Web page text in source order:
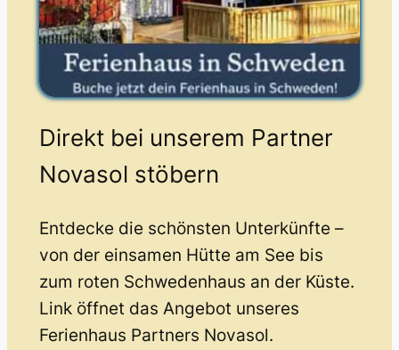
Direkt bei unserem Partner
Novasol stöbern
Entdecke die schönsten Unterkünfte –
von der einsamen Hütte am See bis
zum roten Schwedenhaus an der Küste.
Link öffnet das Angebot unseres
Ferienhaus Partners Novasol.